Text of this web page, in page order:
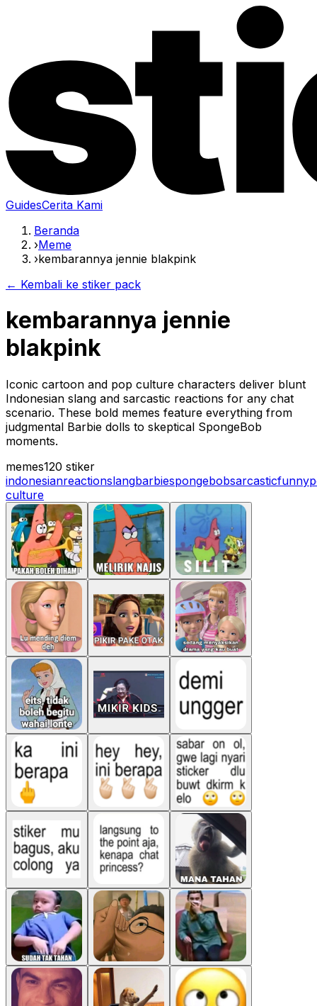
GuidesCerita Kami
Beranda
›Meme
›kembarannya jennie blakpink
← Kembali ke stiker pack
kembarannya jennie
blakpink
Iconic cartoon and pop culture characters deliver blunt
Indonesian slang and sarcastic reactions for any chat
scenario. These bold memes feature everything from
judgmental Barbie dolls to skeptical SpongeBob
moments.
memes120 stiker
indonesianreactionslangbarbiespongebobsarcasticfunny
culture